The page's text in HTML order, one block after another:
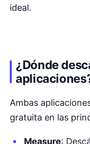
ideal.
¿Dónde
Ambas
gratuita en las
Measure: